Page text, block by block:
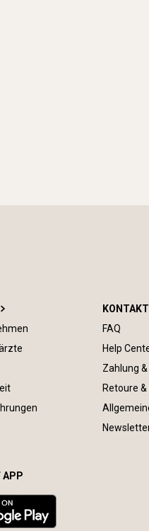
FAQ
Help
Zahlung
Retoure
APP